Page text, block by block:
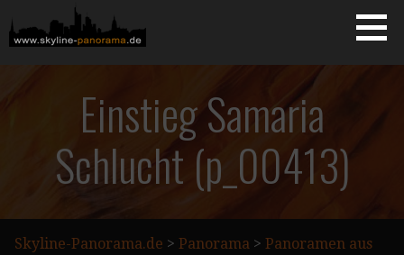
Inhalt
springen
SKYLINE-PANORAMA.DE
Einstieg Samaria
Schlucht (p_00413)
Skyline-Panorama.de > Panorama > Panoramen aus